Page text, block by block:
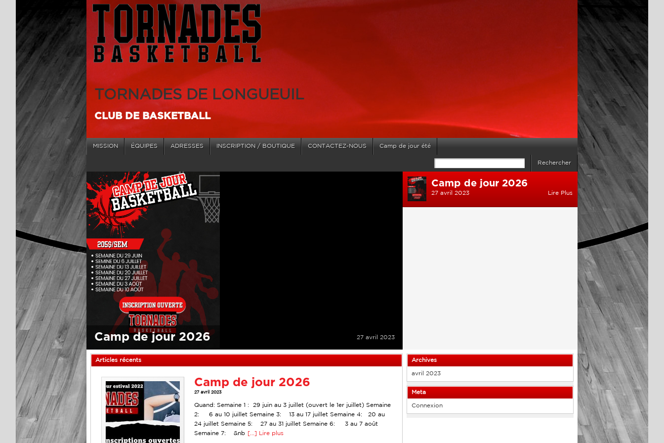
TORNADES DE LONGUEUIL
CLUB DE BASKETBALL
MISSION ÉQUIPES ADRESSES INSCRIPTION / BOUTIQUE CONTACTEZ-NOUS Camp de jour été
Camp de jour 2026 27 avril 2023
Camp de jour 2026
27 avril 2023 Lire Plus
Articles récents
Camp de jour 2026
27 avril 2023
Quand: Semaine 1 : 29 juin au 3 juillet (ouvert le 1er juillet) Semaine
2: 6 au 10 juillet Semaine 3: 13 au 17 juillet Semaine 4: 20 au
24 juillet Semaine 5: 27 au 31 juillet Semaine 6: 3 au 7 août
Semaine 7: &nb
[...] Lire plus
Archives
avril 2023
Meta
Connexion